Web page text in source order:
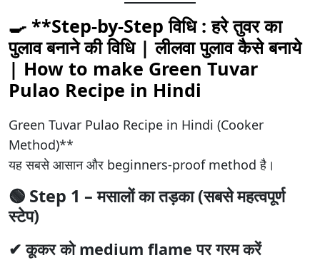
🍳 **Step-by-Step विधि : हरे तुवर का
पुलाव बनाने की विधि | लीलवा पुलाव कैसे बनाये
| How to make Green Tuvar
Pulao Recipe in Hindi
Green Tuvar Pulao Recipe in Hindi (Cooker
Method)**
यह सबसे आसान और beginners-proof method है।
🟢 Step 1 – मसालों का तड़का (सबसे महत्वपूर्ण
स्टेप)
✔ कूकर को medium flame पर गरम करें